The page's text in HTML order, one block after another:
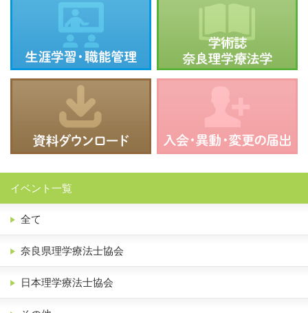
イベント一覧
全て
奈良県理学療法士協会
日本理学療法士協会